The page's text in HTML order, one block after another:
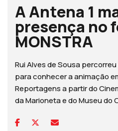
A Antena 1
presença no
MONSTRA
Rui Alves de Sousa
para conhecer a animação
Reportagens a partir do
da Marioneta e do Museu do